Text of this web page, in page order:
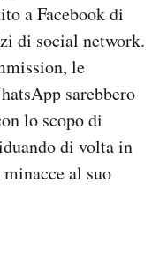
a Facebook di
di social network.
le
sarebbero
lo scopo di
di volta in
al suo